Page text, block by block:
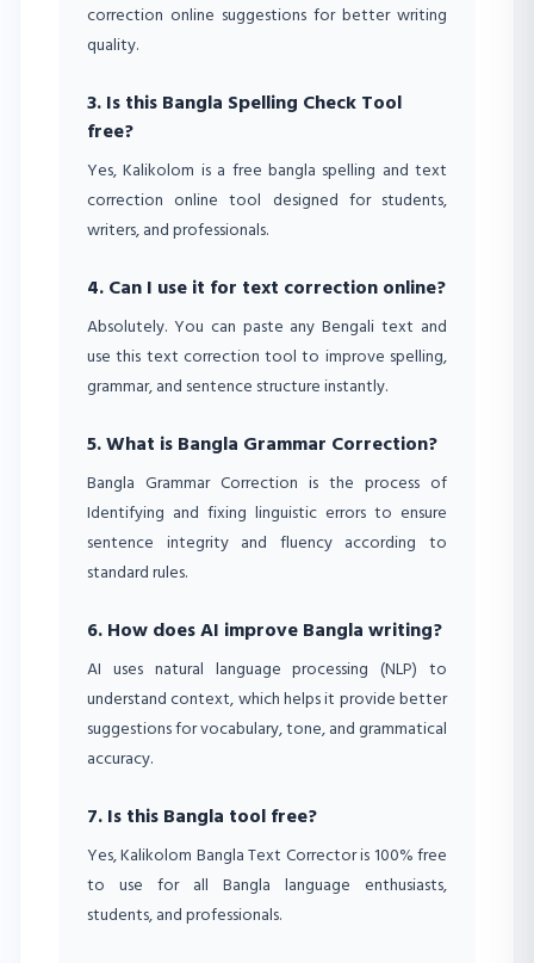
correction online suggestions for better writing
quality.
3. Is this Bangla Spelling Check Tool
free?
Yes, Kalikolom is a free bangla spelling and text
correction online tool designed for students,
writers, and professionals.
4. Can I use it for text correction online?
Absolutely. You can paste any Bengali text and
use this text correction tool to improve spelling,
grammar, and sentence structure instantly.
5. What is Bangla Grammar Correction?
Bangla Grammar Correction is the process of
Identifying and fixing linguistic errors to ensure
sentence integrity and fluency according to
standard rules.
6. How does AI improve Bangla writing?
AI uses natural language processing (NLP) to
understand context, which helps it provide better
suggestions for vocabulary, tone, and grammatical
accuracy.
7. Is this Bangla tool free?
Yes, Kalikolom Bangla Text Corrector is 100% free
to use for all Bangla language enthusiasts,
students, and professionals.